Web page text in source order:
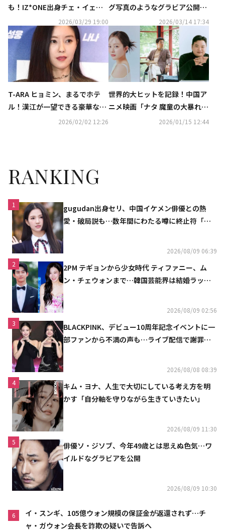
も！IZ*ONE出身チェ・イェナ
の新曲「キャッチ キャッチ」ダ
ンスがバズリ中
2026/03/29 19:00
グ写真のようなグラビア公開！
優雅な魅力を披露2026/03/14 17:34
T-ARA ヒョミン、まるでホテ
ル！漢江が一望できる豪華な自
2026/02/02 12:26
世界的大ヒットを記録！中国ア
ニメ映画「ナタ 魔童の大暴れ」
の韓国語吹替にチョン・ジソ＆
2026/01/15 12:44
RANKING
1
gugudan出身セリ、中国イケメン俳優との熱
愛・破局説も…数年間にわたる噂に終止符「邪
2026/08/09 06:39
2
2PM テギョンから少女時代 ティファニー、ム
ン・チェウォンまで…韓国芸能界は結婚ラッシ
2026/08/09 02:56
3
BLACKPINK、デビュー10周年記念イベントに一
部ファンから不満の声も…ライブ配信で謝罪
2026/08/08 08:39
4
キム・ヨナ、人生で大切にしている考え方を明
かす「自分軸を守りながら生きていきたい」
2026/08/09 11:30
5
俳優ソ・ジソブ、今年49歳とは思えぬ色気…ワ
イルドなグラビアを公開
2026/08/09 10:30
6
イ・スンギ、105億ウォン規模の保証金が返還されず…チ
ャ・ガウォン会長を詐欺の疑いで告訴へ